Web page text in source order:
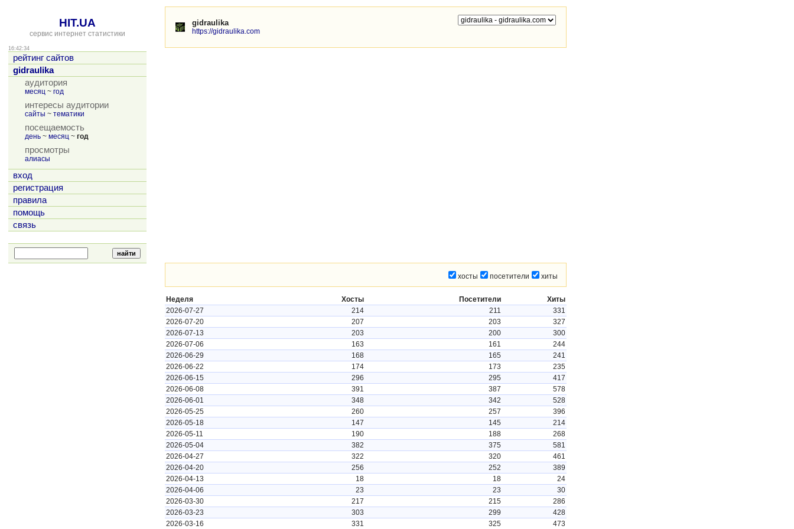
HIT.UA
сервис интернет статистики
16:42:34
рейтинг сайтов
gidraulika
аудитория
месяц ~ год
интересы аудитории
сайты ~ тематики
посещаемость
день ~ месяц ~ год
просмотры
алиасы
вход
регистрация
правила
помощь
связь
gidraulika
https://gidraulika.com
хосты посетители хиты
Неделя Хосты Посетители
Хиты
2026-07-27
214 211
331
2026-07-20
207 203
327
2026-07-13
203 200
300
2026-07-06
163 161
244
2026-06-29
168 165
241
2026-06-22
174 173
235
2026-06-15
296 295
417
2026-06-08
391 387
578
2026-06-01
348 342
528
2026-05-25
260 257
396
2026-05-18
147 145
214
2026-05-11
190 188
268
2026-05-04
382 375
581
2026-04-27
322 320
461
2026-04-20
256 252
389
2026-04-13
18 18
24
2026-04-06
23 23
30
2026-03-30
217 215
286
2026-03-23
303 299
428
2026-03-16
331 325 473